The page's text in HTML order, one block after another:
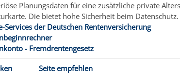
Planungsdaten für eine zusätzliche private
Die bietet hohe Sicherheit beim Datenschutz.
Services der Deutschen Rentenversicherung
- Fremdrentengesetz
Seite empfehlen